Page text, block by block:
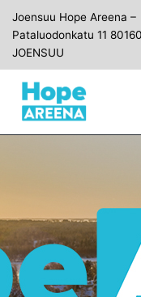
Siirry
suoraan
sisältöön
Joensuu Hope Areena –
Pataluodonkatu 11 80160
JOENSUU
TIETOA
VUOROJEN
UUTISET